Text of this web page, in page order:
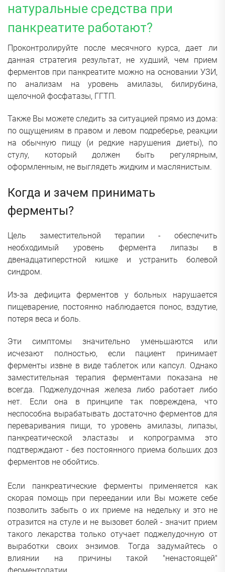
натуральные средства при
панкреатите работают?
Проконтролируйте после месячного курса, дает ли
данная стратегия результат, не худший, чем прием
ферментов при панкреатите можно на основании УЗИ,
по анализам на уровень амилазы, билирубина,
щелочной фосфатазы, ГГТП.
Также Вы можете следить за ситуацией прямо из дома:
по ощущениям в правом и левом подреберье, реакции
на обычную пищу (и редкие нарушения диеты), по
стулу, который должен быть регулярным,
оформленным, не выглядеть жидким и маслянистым.
Когда и зачем принимать
ферменты?
Цель заместительной терапии - обеспечить
необходимый уровень фермента липазы в
двенадцатиперстной кишке и устранить болевой
синдром.
Из-за дефицита ферментов у больных нарушается
пищеварение, постоянно наблюдается понос, вздутие,
потеря веса и боль.
Эти симптомы значительно уменьшаются или
исчезают полностью, если пациент принимает
ферменты извне в виде таблеток или капсул. Однако
заместительная терапия ферментами показана не
всегда. Поджелудочная железа либо работает либо
нет. Если она в принципе так повреждена, что
неспособна вырабатывать достаточно ферментов для
переваривания пищи, то уровень амилазы, липазы,
панкреатической эластазы и копрограмма это
подтверждают - без постоянного приема больших доз
ферментов не обойтись.
Если панкреатические ферменты применяется как
скорая помощь при переедании или Вы можете себе
позволить забыть о их приеме на недельку и это не
отразится на стуле и не вызовет болей - значит прием
такого лекарства только отучает поджелудочную от
выработки своих энзимов. Тогда задумайтесь о
влиянии на причины такой "ненастоящей"